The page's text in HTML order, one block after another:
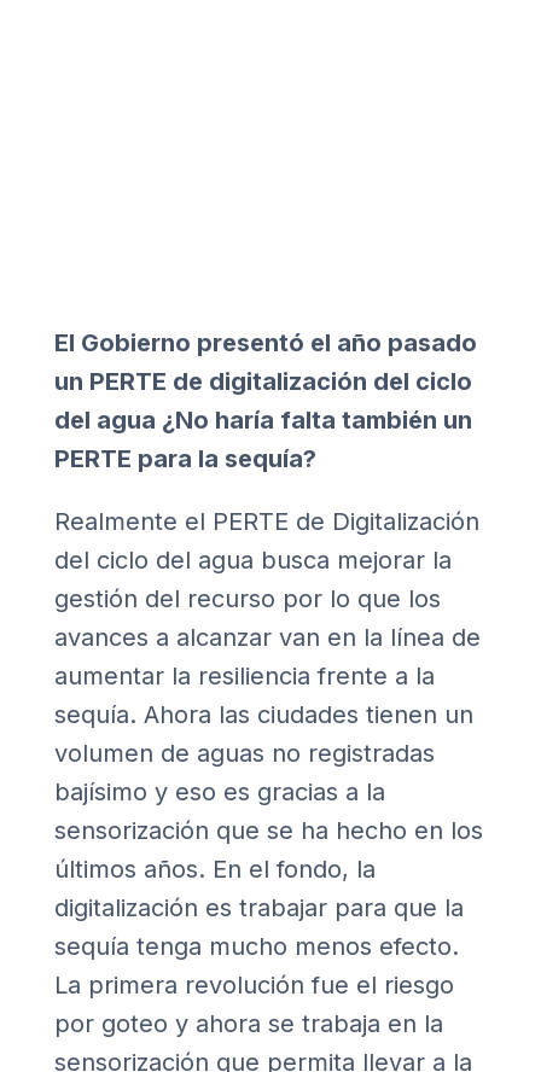
El Gobierno presentó el año pasado
un PERTE de digitalización del ciclo
del agua ¿No haría falta también un
PERTE para la sequía?
Realmente el PERTE de Digitalización
del ciclo del agua busca mejorar la
gestión del recurso por lo que los
avances a alcanzar van en la línea de
aumentar la resiliencia frente a la
sequía. Ahora las ciudades tienen un
volumen de aguas no registradas
bajísimo y eso es gracias a la
sensorización que se ha hecho en los
últimos años. En el fondo, la
digitalización es trabajar para que la
sequía tenga mucho menos efecto.
La primera revolución fue el riesgo
por goteo y ahora se trabaja en la
sensorización que permita llevar a la